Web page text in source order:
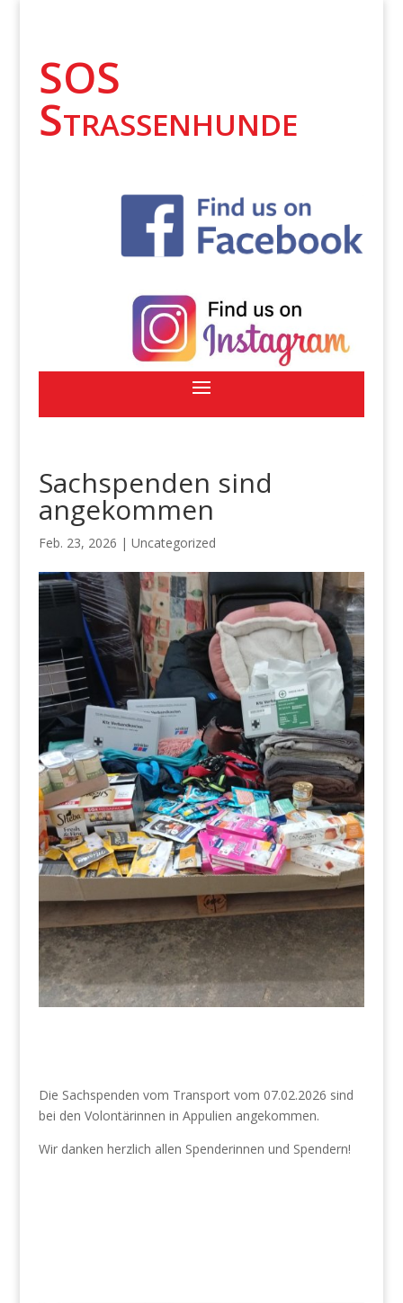
SOS
Strassenhunde
Sachspenden sind
angekommen
Feb. 23, 2026 | Uncategorized
Die Sachspenden vom Transport vom 07.02.2026 sind
bei den Volontärinnen in Appulien angekommen.
Wir danken herzlich allen Spenderinnen und Spendern!